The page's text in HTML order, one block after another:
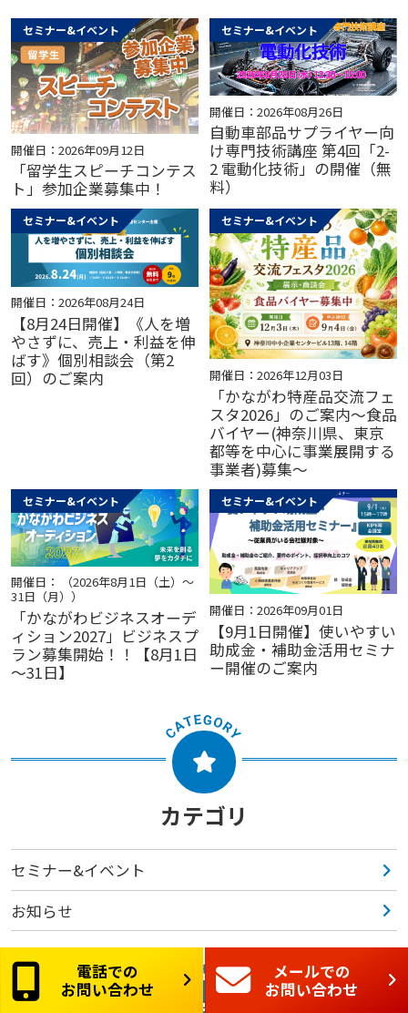
セミナー&イベント
開催日：2026年09月12日
「留学生スピーチコンテス
ト」参加企業募集中！
セミナー&イベント
開催日：2026年08月26日
自動車部品サプライヤー向
け専門技術講座 第4回「2-
2 電動化技術」の開催（無
料）
セミナー&イベント
開催日：2026年08月24日
【8月24日開催】《人を増
やさずに、売上・利益を伸
ばす》個別相談会（第2
回）のご案内
セミナー&イベント
開催日：2026年12月03日
「かながわ特産品交流フェ
スタ2026」のご案内～食品
バイヤー(神奈川県、東京
都等を中心に事業展開する
事業者)募集～
セミナー&イベント
開催日： （2026年8月1日（土）～
31日（月））
「かながわビジネスオーデ
ィション2027」ビジネスプ
ラン募集開始！！【8月1日
～31日】
セミナー&イベント
開催日：2026年09月01日
【9月1日開催】使いやすい
助成金・補助金活用セミナ
ー開催のご案内
カテゴリ
セミナー&イベント
お知らせ
電話での
お問い合わせ
メールでの
お問い合わせ